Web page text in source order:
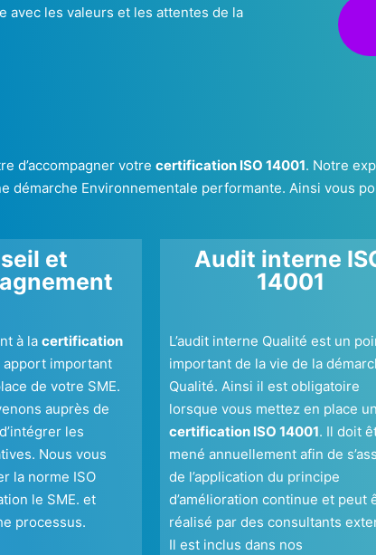
avec les valeurs et les attentes de la
d’accompagner votre certification ISO 14001. Notre
Environnementale performante. Ainsi vous
et
à la certification
apport important
de votre SME.
auprès de
les
Nous vous
la norme ISO
le SME. et
processus.
Audit interne
14001
L’audit interne Qualité est un
important de la vie de la
Qualité. Ainsi il est obligatoire
lorsque vous mettez en place
certification ISO 14001. Il doit
mené annuellement afin de
de l’application du principe
d’amélioration continue et peut
réalisé par des consultants
Il est inclus dans nos